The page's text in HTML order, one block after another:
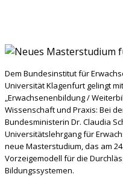
Dem Bundesinstitut für
Universität Klagenfurt gelingt
„Erwachsenenbildung /
Wissenschaft und Praxis: Bei
Bundesministerin Dr. Claudia
Universitätslehrgang für
neue Masterstudium, das am
Vorzeigemodell für die
Bildungssystemen.